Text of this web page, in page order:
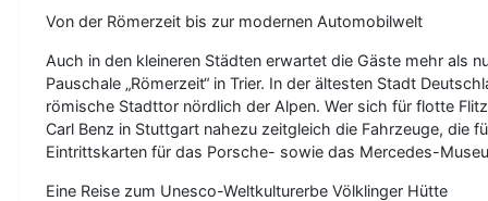
Von der Römerzeit bis zur modernen Automobilwelt
Auch in den kleineren Städten erwartet die Gäste mehr als
Pauschale „Römerzeit“ in Trier. In der ältesten Stadt
römische Stadttor nördlich der Alpen. Wer sich für flotte
Carl Benz in Stuttgart nahezu zeitgleich die Fahrzeuge, die
Eintrittskarten für das Porsche- sowie das Mercedes-
Eine Reise zum Unesco-Weltkulturerbe Völklinger Hütte